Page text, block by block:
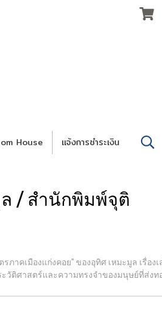
House แจ้งการชำระเงิน
/ สำนักพิมพ์จุติ
ภาคเมืองแก่งคอย" ของอุทิศ เหมะมูล เรื่อง
วัติศาสตร์และความทรงจำของมนุษย์ที่ส่ง